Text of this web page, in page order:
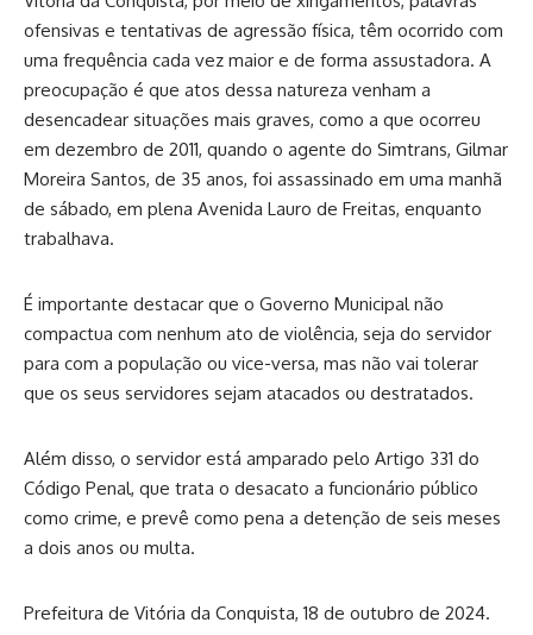
ofensivas e tentativas de agressão física, têm ocorrido com
uma frequência cada vez maior e de forma assustadora. A
preocupação é que atos dessa natureza venham a
desencadear situações mais graves, como a que ocorreu
em dezembro de 2011, quando o agente do Simtrans, Gilmar
Moreira Santos, de 35 anos, foi assassinado em uma manhã
de sábado, em plena Avenida Lauro de Freitas, enquanto
trabalhava.
É importante destacar que o Governo Municipal não
compactua com nenhum ato de violência, seja do servidor
para com a população ou vice-versa, mas não vai tolerar
que os seus servidores sejam atacados ou destratados.
Além disso, o servidor está amparado pelo Artigo 331 do
Código Penal, que trata o desacato a funcionário público
como crime, e prevê como pena a detenção de seis meses
a dois anos ou multa.
Prefeitura de Vitória da Conquista, 18 de outubro de 2024.